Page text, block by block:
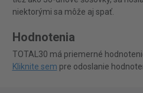
niektorými sa môže aj spať.
Hodnotenia
TOTAL30 má priemerné
Kliknite sem pre odoslanie